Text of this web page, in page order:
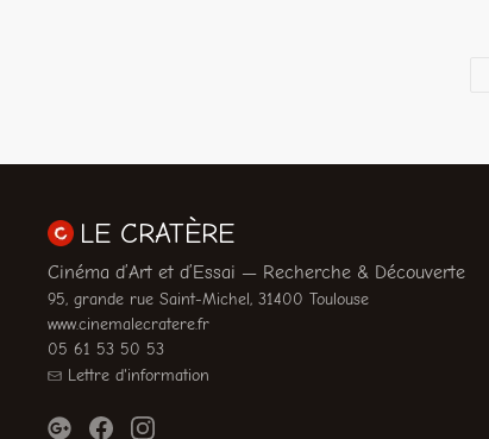
LE CRATÈRE
Cinéma d’Art et d’Essai — Recherche & Découverte
95, grande rue Saint-Michel, 31400 Toulouse
www.cinemalecratere.fr
05 61 53 50 53
Lettre d'information